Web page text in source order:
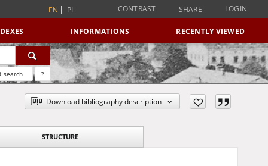
EN PL CONTRAST SHARE LOGIN
INFORMATIONS RECENTLY VIEWED
search ?
Download bibliography description
STRUCTURE